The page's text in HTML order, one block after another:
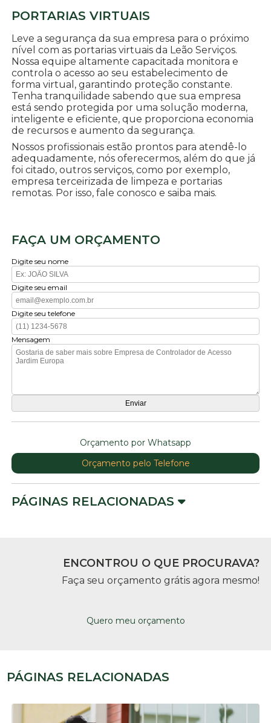
PORTARIAS VIRTUAIS
Leve a segurança da sua empresa para o próximo
nível com as portarias virtuais da Leão Serviços.
Nossa equipe altamente capacitada monitora e
controla o acesso ao seu estabelecimento de
forma virtual, garantindo proteção constante.
Tenha tranquilidade sabendo que sua empresa
está sendo protegida por uma solução moderna,
inteligente e eficiente, que proporciona economia
de recursos e aumento da segurança.
Nossos profissionais estão prontos para atendê-lo
adequadamente, nós oferecermos, além do que já
foi citado, outros serviços, como por exemplo,
empresa terceirizada de limpeza e portarias
remotas. Por isso, fale conosco e saiba mais.
FAÇA UM ORÇAMENTO
Digite seu nome
Digite seu email
Digite seu telefone
Mensagem
Orçamento por Whatsapp
Orçamento pelo Telefone
PÁGINAS RELACIONADAS
ENCONTROU O QUE PROCURAVA?
Faça seu orçamento grátis agora mesmo!
Quero meu orçamento
PÁGINAS RELACIONADAS